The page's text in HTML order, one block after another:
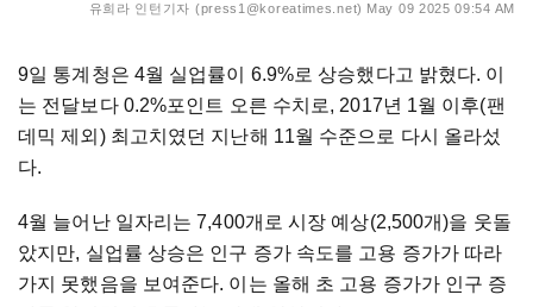
유희라 인턴기자 (press1@koreatimes.net) May 09 2025 09:54 AM
9일 통계청은 4월 실업률이 6.9%로 상승했다고 밝혔다. 이
는 전달보다 0.2%포인트 오른 수치로, 2017년 1월 이후(팬
데믹 제외) 최고치였던 지난해 11월 수준으로 다시 올라섰
다.
4월 늘어난 일자리는 7,400개로 시장 예상(2,500개)을 웃돌
았지만, 실업률 상승은 인구 증가 속도를 고용 증가가 따라
가지 못했음을 보여준다. 이는 올해 초 고용 증가가 인구 증